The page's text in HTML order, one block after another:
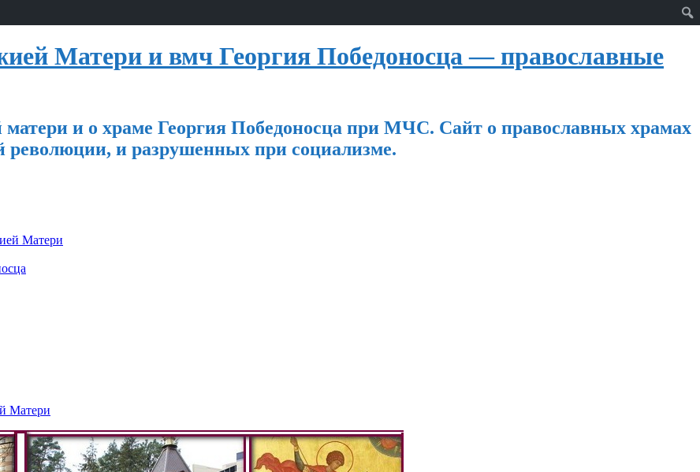
Матери и вмч Георгия Победоносца — православные
и о храме Георгия Победоносца при МЧС. Сайт о православных храмах
революции, и разрушенных при социализме.
Матери
Матери